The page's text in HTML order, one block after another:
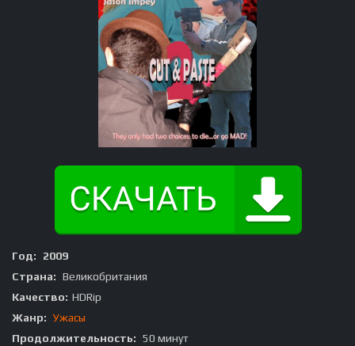
Год:
2009
Страна: Великобритания
Качество: HDRip
Жанр: Ужасы
Продолжительность: 50 минут